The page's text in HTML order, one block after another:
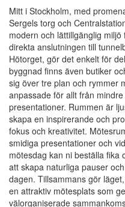
Mitt i Stockholm, med
Sergels torg och
modern och lättillgänglig
direkta anslutningen till
Hötorget, gör det enkelt för
byggnad finns även butiker
sig över tre plan och rymmer
anpassade för allt från
presentationer. Rummen är
skapa en inspirerande och
fokus och kreativitet.
smidiga presentationer och
mötesdag kan ni beställa fika
att skapa naturliga pauser
dagen. Tillsammans gör
en attraktiv mötesplats som
välorganiserade